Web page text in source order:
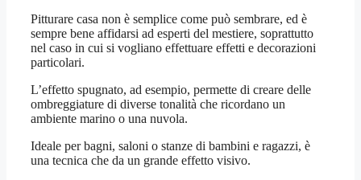
Pitturare casa non è semplice come può sembrare, ed è
sempre bene affidarsi ad esperti del mestiere, soprattutto
nel caso in cui si vogliano effettuare effetti e decorazioni
particolari.
L’effetto spugnato, ad esempio, permette di creare delle
ombreggiature di diverse tonalità che ricordano un
ambiente marino o una nuvola.
Ideale per bagni, saloni o stanze di bambini e ragazzi, è
una tecnica che da un grande effetto visivo.